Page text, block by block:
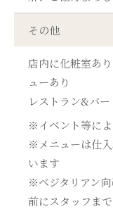
その他
店内に化粧室あ
ューあり
レストラン&バ
※イベント等に
※メニューは仕
います
※ベジタリアン
前にスタッフま